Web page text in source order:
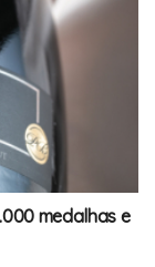
medalhas e